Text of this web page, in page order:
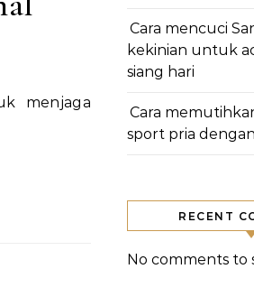
Cara mencuci
kekinian untuk
siang hari
Cara
sport pria
RECENT
No comments to